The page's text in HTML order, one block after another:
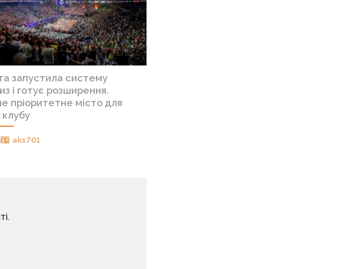
запустила систему
і готує розширення.
пріоритетне місто для
клубу
aks701